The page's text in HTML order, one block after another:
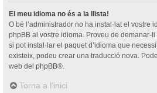
El meu idioma no és a la llista!
O bé l’administrador no ha instal·lat el vostre
phpBB al vostre idioma. Proveu de demanar-
si pot instal·lar el paquet d’idioma que
existeix, podeu crear una traducció nova.
web del phpBB®.
Torna a l’inici